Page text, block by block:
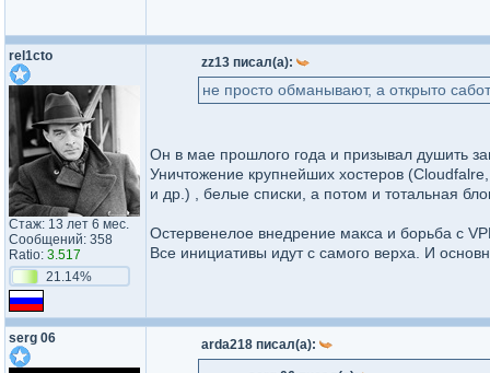
rel1cto
Стаж: 13 лет 6 мес.
Сообщений: 358
Ratio: 3.517
21.14%
zz13 писал(а):
не просто обманывают, а открыто
Он в мае прошлого года и призывал душить
Уничтожение крупнейших хостеров
и др.) , белые списки, а потом и тотальная
Остервенелое внедрение макса и борьба с
Все инициативы идут с самого верха. И
serg 06 arda218 писал(а):